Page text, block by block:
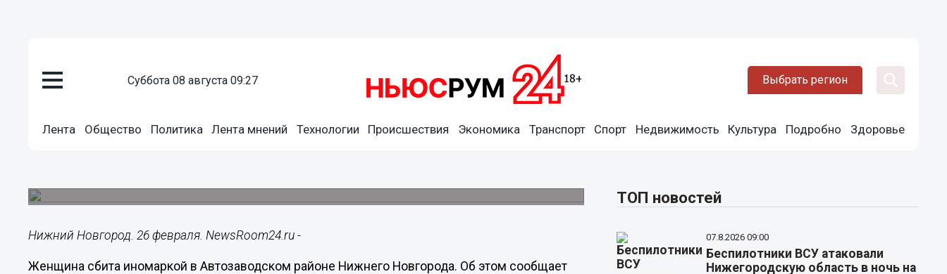
суббота 08 августа 09:27 Выбрать регион
Лента Общество Политика Лента мнений Технологии Происшествия Экономика Транспорт Спорт Недвижимость Культура Подробно Здоровье
Иномарка сбила женщину на тротуаре в Автозаводском
Нижний Новгород. 26 февраля. NewsRoom24.ru -
Женщина сбита иномаркой в Автозаводском районе Нижнего Новгорода. Об этом сообщает
ТОП новостей
07.8.2026 09:00
Беспилотники ВСУ атаковали
Нижегородскую область в ночь на